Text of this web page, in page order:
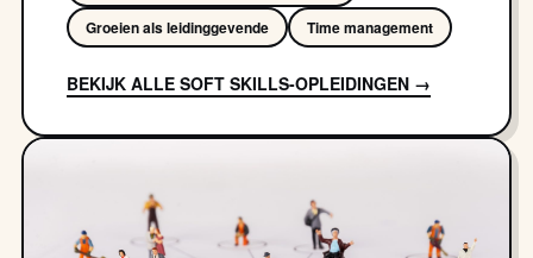
Groeien als leidinggevende
Time management
BEKIJK ALLE SOFT SKILLS-OPLEIDINGEN →